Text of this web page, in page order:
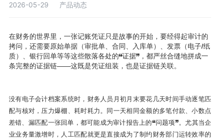
2026-05-29 产品动态
在财务的世界里，一张记账凭证只是故事的开始，要经得起审计的
拷问，还需要原始单据（审批单、合同、入库单）、发票（电子/纸
质）、银行回单等等这些散落各处的“证据”，都严丝合缝地拼成一
条完整的证据链——这既是凭证组装，也是证据链关联。
没有电子会计档案系统时，财务人员月初月末要花几天时间手动逐笔匹
配与核对，压力爆棚、耗时耗力。同一天相同金额的多笔付款、小数点
差错、漏匹配一张回单，都可能成为审计报告上的“问题项”。尤其当企
业业务量激增时，人工匹配就更是直接成为了制约财务部门运转效率的